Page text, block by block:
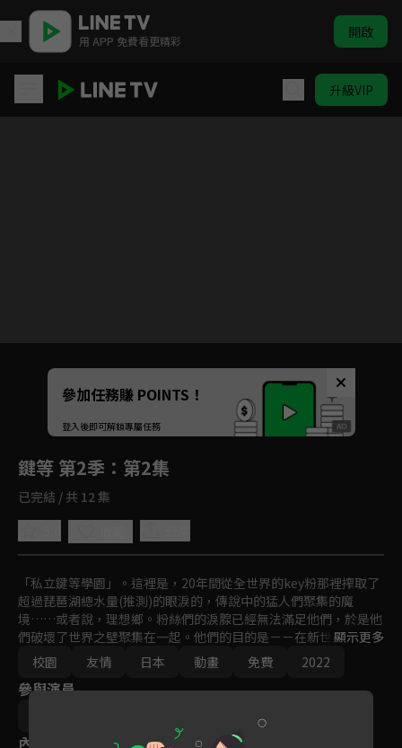
用 APP 免費看更精彩 開啟
升級VIP
Unmute
如有不便請見諒
參加任務賺 POINTS！
登入後即可解鎖專屬任務
鍵等 第2季 ：第2集
已完結 / 共 12 集
「私立鍵等學園」。這裡是，20年間從全世界的key粉那裡搾取了
超過琵琶湖總水量(推測)的眼淚的，傳說中的猛人們聚集的魔
境……或者說，理想鄉。粉絲們的淚腺已經無法滿足他們，於是他
們破壞了世界之壁聚集在一起。他們的目的是－－在新世界謳歌新
的學園生活。無限自由。無限快樂。無限幸福。夢幻般的故事，在
此開始。
顯示更多
校園
友情 日本 動畫 免費 2022
參與演員
內容標籤